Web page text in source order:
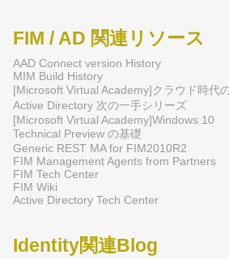
FIM / AD 関連リソース
AAD Connect version History
MIM Build History
[Microsoft Virtual Academy]クラウド時代
Active Directory 次の一手シリーズ
[Microsoft Virtual Academy]Windows 10
Technical Preview の基礎
Generic REST MA for FIM2010R2
FIM Management Agents from Partners
FIM Tech Center
FIM Wiki
Active Directory Tech Center
Identity関連Blog